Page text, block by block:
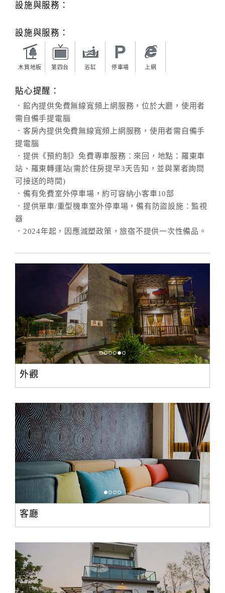
設施與服務：
設施與服務：
木質地板 第四台 浴缸 停車場 上網
貼心提醒：
．館內提供免費無線寬頻上網服務，位於大廳，使用者
需自備手提電腦
．客房內提供免費無線寬頻上網服務，使用者需自備手
提電腦
．提供《預約制》免費專車服務：來回，地點：羅東車
站、羅東轉運站(需於住房提早3天告知，並與業者詢問
可接送的時間)
．備有免費室外停車場，約可容納小客車10部
．提供單車/重型機車室外停車場，備有防盜設施：監視
器
．2024年起，因應減塑政策，旅宿不提供一次性備品。
外觀
客廳